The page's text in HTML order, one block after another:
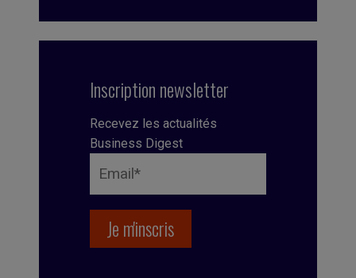
Inscription newsletter
Recevez les actualités
Business Digest